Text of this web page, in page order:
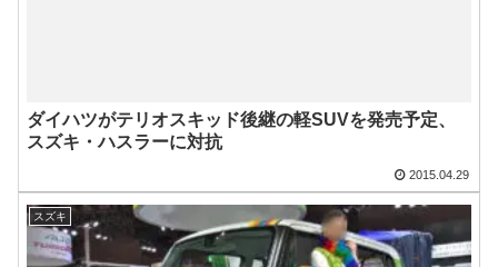
ダイハツがテリオスキッド後継の軽SUVを発売予定、
スズキ・ハスラーに対抗
2015.04.29
スズキ